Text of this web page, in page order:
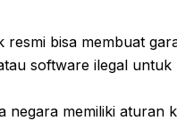
resmi bisa membuat
software ilegal
negara memiliki aturan